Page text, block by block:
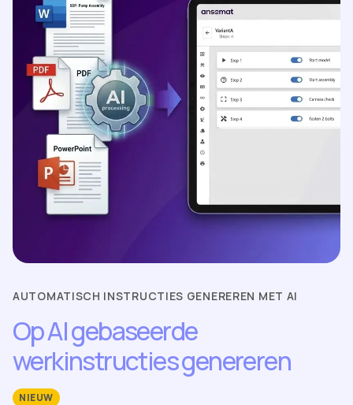
AUTOMATISCH INSTRUCTIES GENEREREN MET AI
Op AI gebaseerde
werkinstructies genereren
NIEUW